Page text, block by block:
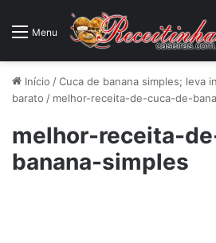
Menu
Início /Cuca de banana simples; leva
barato / melhor-receita-de-cuca-de-
melhor-receita-
banana-simples